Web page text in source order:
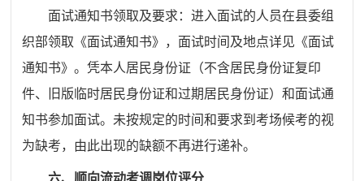
面试通知书领取及要求：进入面试的人员在县委组
织部领取《面试通知书》，面试时间及地点详见《面试
通知书》。凭本人居民身份证（不含居民身份证复印
件、旧版临时居民身份证和过期居民身份证）和面试通
知书参加面试。未按规定的时间和要求到考场候考的视
为缺考，由此出现的缺额不再进行递补。
六、顺向流动考调岗位评分